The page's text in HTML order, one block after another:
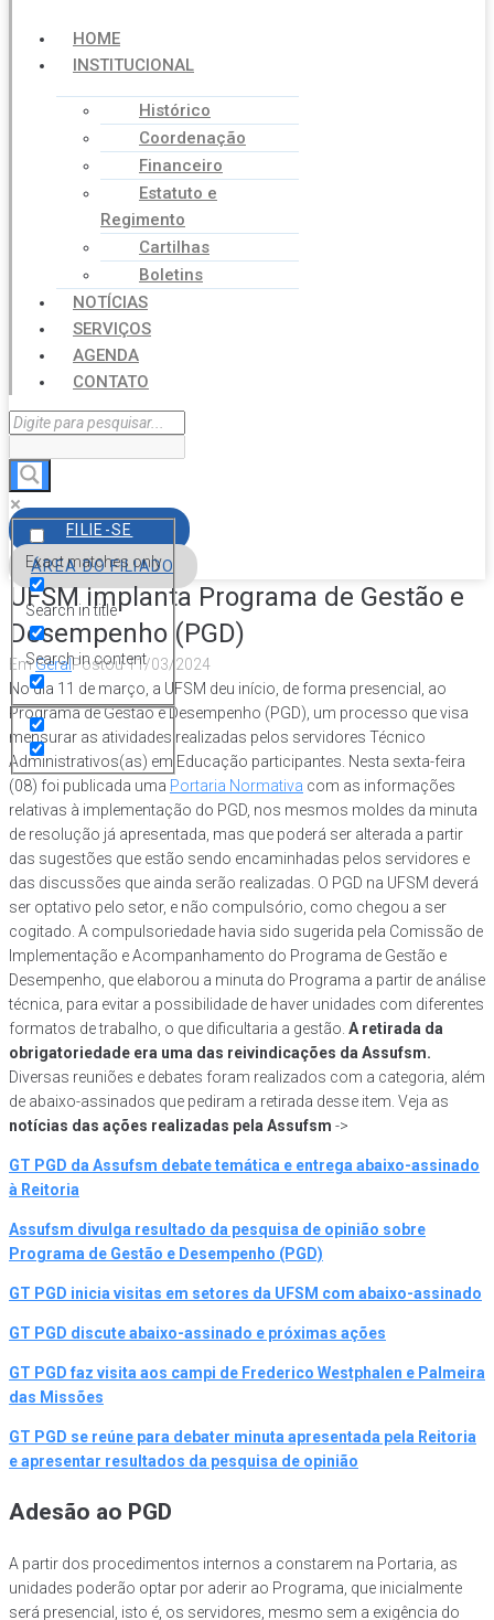
HOME
INSTITUCIONAL
Histórico
Coordenação
Financeiro
Estatuto e
Regimento
Cartilhas
Boletins
NOTÍCIAS
SERVIÇOS
AGENDA
CONTATO
Exact matches only
Search in title
Search in content
FILIE-SE
ÁREA DO FILIADO
UFSM implanta Programa de Gestão e
Desempenho (PGD)
EmGeral Postou11/03/2024
No dia 11 de março, a UFSM deu início, de forma presencial, ao
Programa de Gestão e Desempenho (PGD), um processo que visa
mensurar as atividades realizadas pelos servidores Técnico
Administrativos(as) em Educação participantes. Nesta sexta-feira
(08) foi publicada uma Portaria Normativa com as informações
relativas à implementação do PGD, nos mesmos moldes da minuta
de resolução já apresentada, mas que poderá ser alterada a partir
das sugestões que estão sendo encaminhadas pelos servidores e
das discussões que ainda serão realizadas. O PGD na UFSM deverá
ser optativo pelo setor, e não compulsório, como chegou a ser
cogitado. A compulsoriedade havia sido sugerida pela Comissão de
Implementação e Acompanhamento do Programa de Gestão e
Desempenho, que elaborou a minuta do Programa a partir de análise
técnica, para evitar a possibilidade de haver unidades com diferentes
formatos de trabalho, o que dificultaria a gestão. A retirada da
obrigatoriedade era uma das reivindicações da Assufsm.
Diversas reuniões e debates foram realizados com a categoria, além
de abaixo-assinados que pediram a retirada desse item. Veja as
notícias das ações realizadas pela Assufsm ->
GT PGD da Assufsm debate temática e entrega abaixo-assinado
à Reitoria
Assufsm divulga resultado da pesquisa de opinião sobre
Programa de Gestão e Desempenho (PGD)
GT PGD inicia visitas em setores da UFSM com abaixo-assinado
GT PGD discute abaixo-assinado e próximas ações
GT PGD faz visita aos campi de Frederico Westphalen e Palmeira
das Missões
GT PGD se reúne para debater minuta apresentada pela Reitoria
e apresentar resultados da pesquisa de opinião
Adesão ao PGD
A partir dos procedimentos internos a constarem na Portaria, as
unidades poderão optar por aderir ao Programa, que inicialmente
será presencial, isto é, os servidores, mesmo sem a exigência do